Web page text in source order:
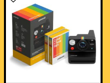
initial
était :
169,99 €.